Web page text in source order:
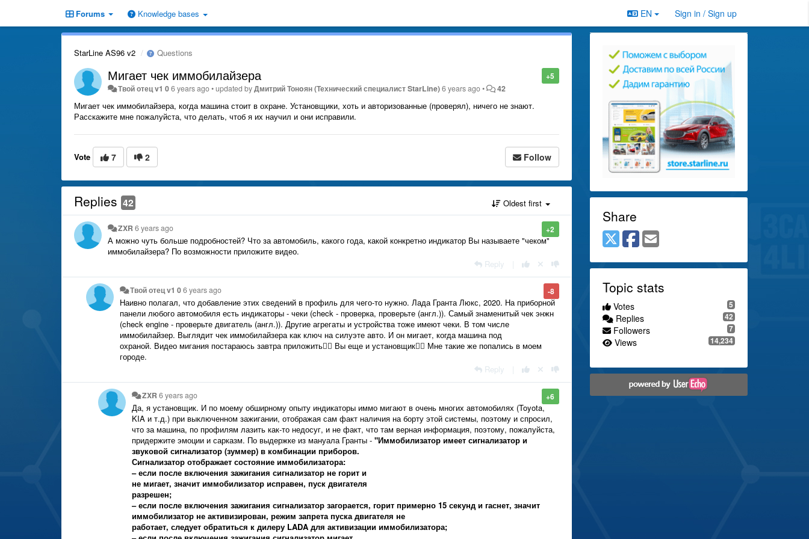
Forums Knowledge bases EN Sign in / Sign up
StarLine AS96 v2 Questions
+5
Мигает чек иммобилайзера
Твой отец v1 06 years ago•updated byДмитрий Тонoян (Технический специалист StarLine)6 years ago• 42
Мигает чек иммобилайзера, когда машина стоит в охране. Установщики, хоть и авторизованные (проверял), ничего не знают.
Расскажите мне пожалуйста, что делать, чтоб я их научил и они исправили.
Vote 7 2 Follow
Replies 42 Oldest first
+2
ZXR6 years ago
А можно чуть больше подробностей? Что за автомобиль, какого года, какой конкретно индикатор Вы называете "чеком"
иммобилайзера? По возможности приложите видео.
Reply
-8
Твой отец v1 06 years ago
Наивно полагал, что добавление этих сведений в профиль для чего-то нужно. Лада Гранта Люкс, 2020. На приборной
панели любого автомобиля есть индикаторы - чеки (check - проверка, проверьте (англ.)). Самый знаменитый чек энжн
(check engine - проверьте двигатель (англ.)). Другие агрегаты и устройства тоже имеют чеки. В том числе
иммобилайзер. Выглядит чек иммобилайзера как ключ на силуэте авто. И он мигает, когда машина под
охраной. Видео мигания постараюсь завтра приложить🤦‍♂️ Вы еще и установщик🤦‍♂️ Мне такие же попались в моем
городе.
Reply
+6
ZXR6 years ago
Да, я установщик. И по моему обширному опыту индикаторы иммо мигают в очень многих автомобилях (Toyota,
KIA и т.д.) при выключенном зажигании, отображая сам факт наличия на борту этой системы, поэтому и спросил,
что за машина, по профилям лазить как-то недосуг, и не факт, что там верная информация, поэтому, пожалуйста,
придержите эмоции и сарказм. По выдержке из мануала Гранты - "Иммобилизатор имеет сигнализатор и
звуковой сигнализатор (зуммер) в комбинации приборов.
Сигнализатор отображает состояние иммобилизатора:
– если после включения зажигания сигнализатор не горит и
не мигает, значит иммобилизатор исправен, пуск двигателя
разрешен;
– если после включения зажигания сигнализатор загорается, горит примерно 15 секунд и гаснет, значит
иммобилизатор не активизирован, режим запрета пуска двигателя не
работает, следует обратиться к дилеру LADA для активизации иммобилизатора;
Share
Topic stats
5
Votes
42
Replies
7
Followers
14,234
Views